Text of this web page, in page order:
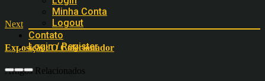
Minha Conta
Logout
Contato
Login / Register
Next
Exposição: O Colecionador
Artigos Relacionados